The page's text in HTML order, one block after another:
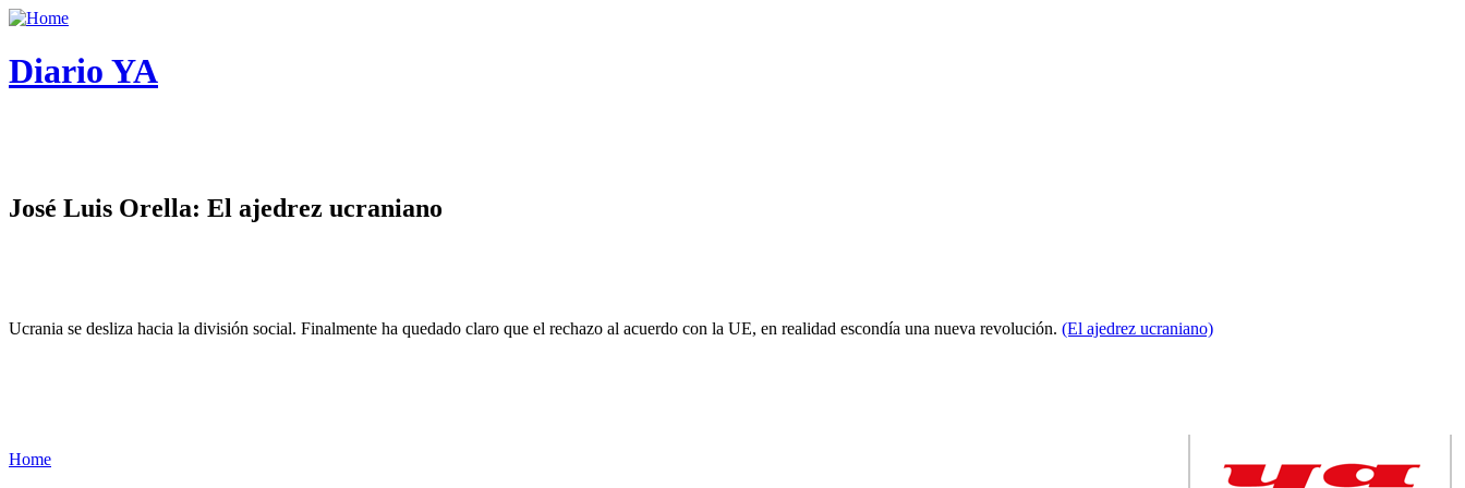
Diario YA
José Luis Orella: El ajedrez ucraniano
Ucrania se desliza hacia la división social. Finalmente ha quedado claro que el rechazo al acuerdo con la UE, en realidad escondía una nueva revolución. (El ajedrez ucraniano)
Home